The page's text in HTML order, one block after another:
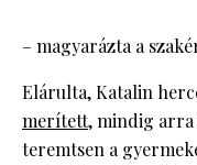
– magyarázta a
Elárulta, Katalin
merített, mindig
teremtsen a